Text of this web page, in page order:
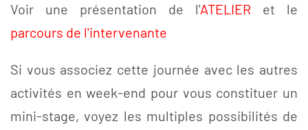
Voir une présentation de l'ATELIER et le
parcours de l'intervenante
Si vous associez cette journée avec les autres
activités en week-end pour vous constituer un
mini-stage, voyez les multiples possibilités de